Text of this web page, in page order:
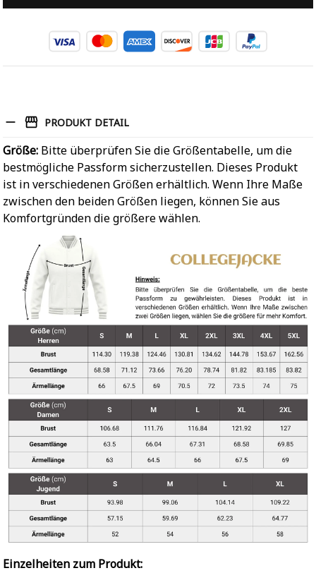
PRODUKT DETAIL
Größe: Bitte überprüfen Sie die Größentabelle, um die
bestmögliche Passform sicherzustellen. Dieses Produkt
ist in verschiedenen Größen erhältlich. Wenn Ihre Maße
zwischen den beiden Größen liegen, können Sie aus
Komfortgründen die größere wählen.
Einzelheiten zum Produkt: